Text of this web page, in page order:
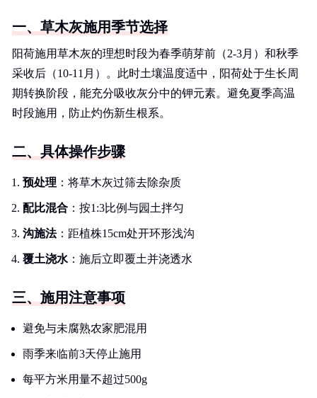
一、草木灰施用季节选择
阳荷施用草木灰的理想时段为春季萌芽前（2-3月）和秋季
采收后（10-11月）。此时土壤温度适中，阳荷处于生长周
期转换阶段，能充分吸收灰分中的钾元素。避免夏季高温
时段施用，防止灼伤新生根系。
二、具体操作步骤
预处理 ：将草木灰过筛去除杂质
配比混合 ：按1:3比例与园土拌匀
沟施法：距植株15cm处开环形浅沟
覆土浇水 ：施后立即覆土并浇透水
三、施用注意事项
避免与未腐熟农家肥混用
雨季来临前3天停止施用
每平方米用量不超过500g